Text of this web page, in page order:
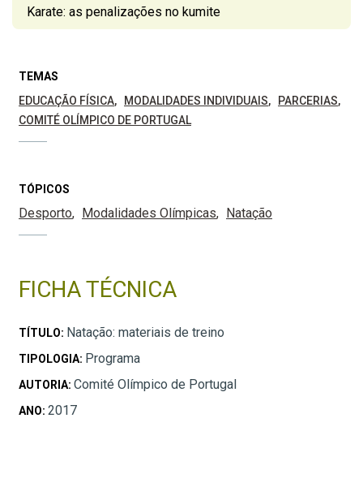
Karate: as penalizações no kumite
TEMAS
EDUCAÇÃO FÍSICA
MODALIDADES INDIVIDUAIS
PARCERIAS
COMITÉ OLÍMPICO DE PORTUGAL
TÓPICOS
Desporto Modalidades Olímpicas Natação
FICHA TÉCNICA
TÍTULO: Natação: materiais de treino
TIPOLOGIA: Programa
AUTORIA: Comité Olímpico de Portugal
ANO: 2017